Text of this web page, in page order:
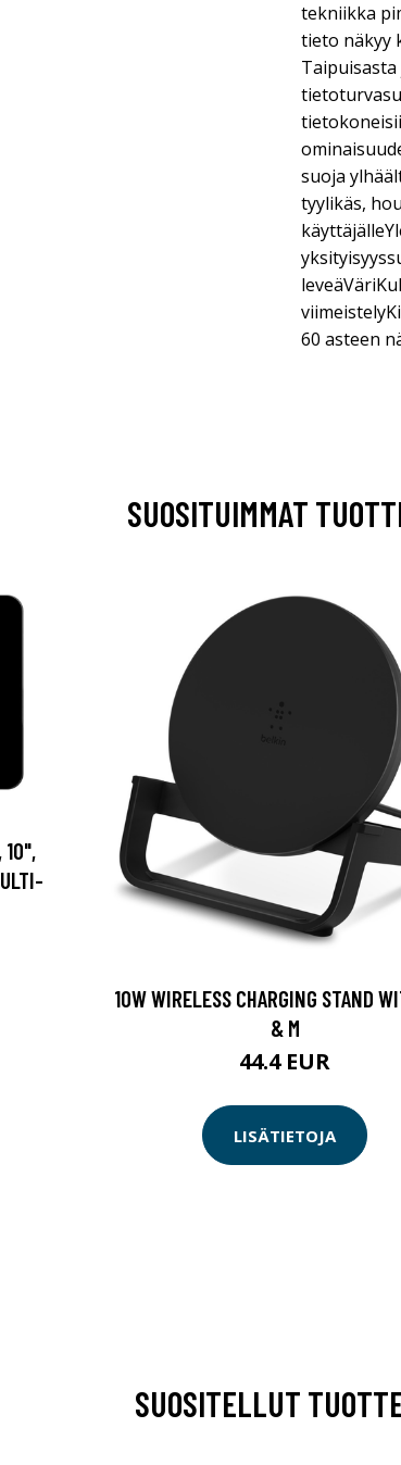
tekniikka
tieto näkyy
suoja
tyylikäs,
60 asteen
SUOSITUIMMAT
10",
10W WIRELESS CHARGING STAND
& M
44.4 EUR
LISÄTIETOJA
SUOSITELLUT